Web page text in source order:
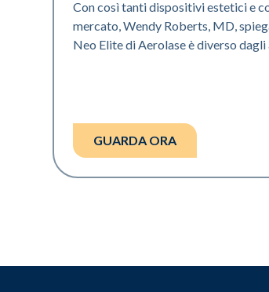
Con così tanti dispositivi estetici e
mercato, Wendy Roberts, MD,
Neo Elite di Aerolase è diverso
GUARDA ORA